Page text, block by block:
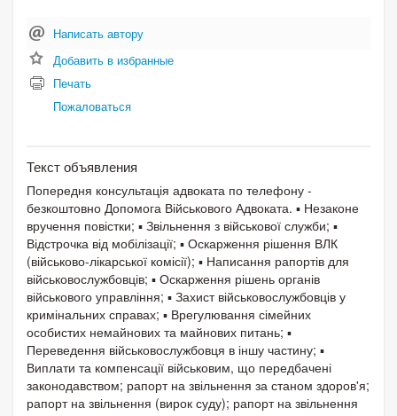
Написать автору
Добавить в избранные
Печать
Пожаловаться
Текст объявления
Попередня консультація адвоката по телефону -
безкоштовно Допомога Військового Адвоката. ▪️ Незаконе
вручення повістки; ▪️ Звільнення з військової служби; ▪️
Відстрочка від мобілізації; ▪️ Оскарження рішення ВЛК
(військово-лікарської комісії); ▪️ Написання рапортів для
військовослужбовців; ▪️ Оскарження рішень органів
військового управління; ▪️ Захист військовослужбовців у
кримінальних справах; ▪️ Врегулювання сімейних
особистих немайнових та майнових питань; ▪️
Переведення військовослужбовця в іншу частину; ▪️
Виплати та компенсації військовим, що передбачені
законодавством; рапорт на звільнення за станом здоров'я;
рапорт на звільнення (вирок суду); рапорт на звільнення